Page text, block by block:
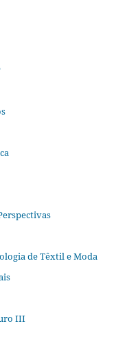
de Têxtil e Moda
III